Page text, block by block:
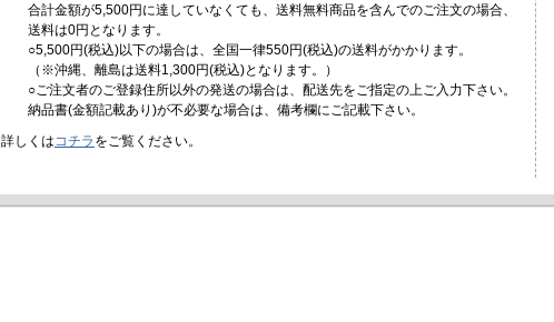
合計金額が5,500円に達していなくても、送料無料商品を含んでのご注文の場合、
送料は0円となります。
○5,500円(税込)以下の場合は、全国一律550円(税込)の送料がかかります。
（※沖縄、離島は送料1,300円(税込)となります。）
○ご注文者のご登録住所以外の発送の場合は、配送先をご指定の上ご入力下さい。
納品書(金額記載あり)が不必要な場合は、備考欄にご記載下さい。
詳しくは コチラ をご覧ください。